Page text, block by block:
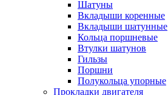
Шатуны
Вкладыши коренные
Вкладыши шатунные
Кольца поршневые
Втулки шатунов
Гильзы
Поршни
Полукольца упорные
Прокладки двигателя